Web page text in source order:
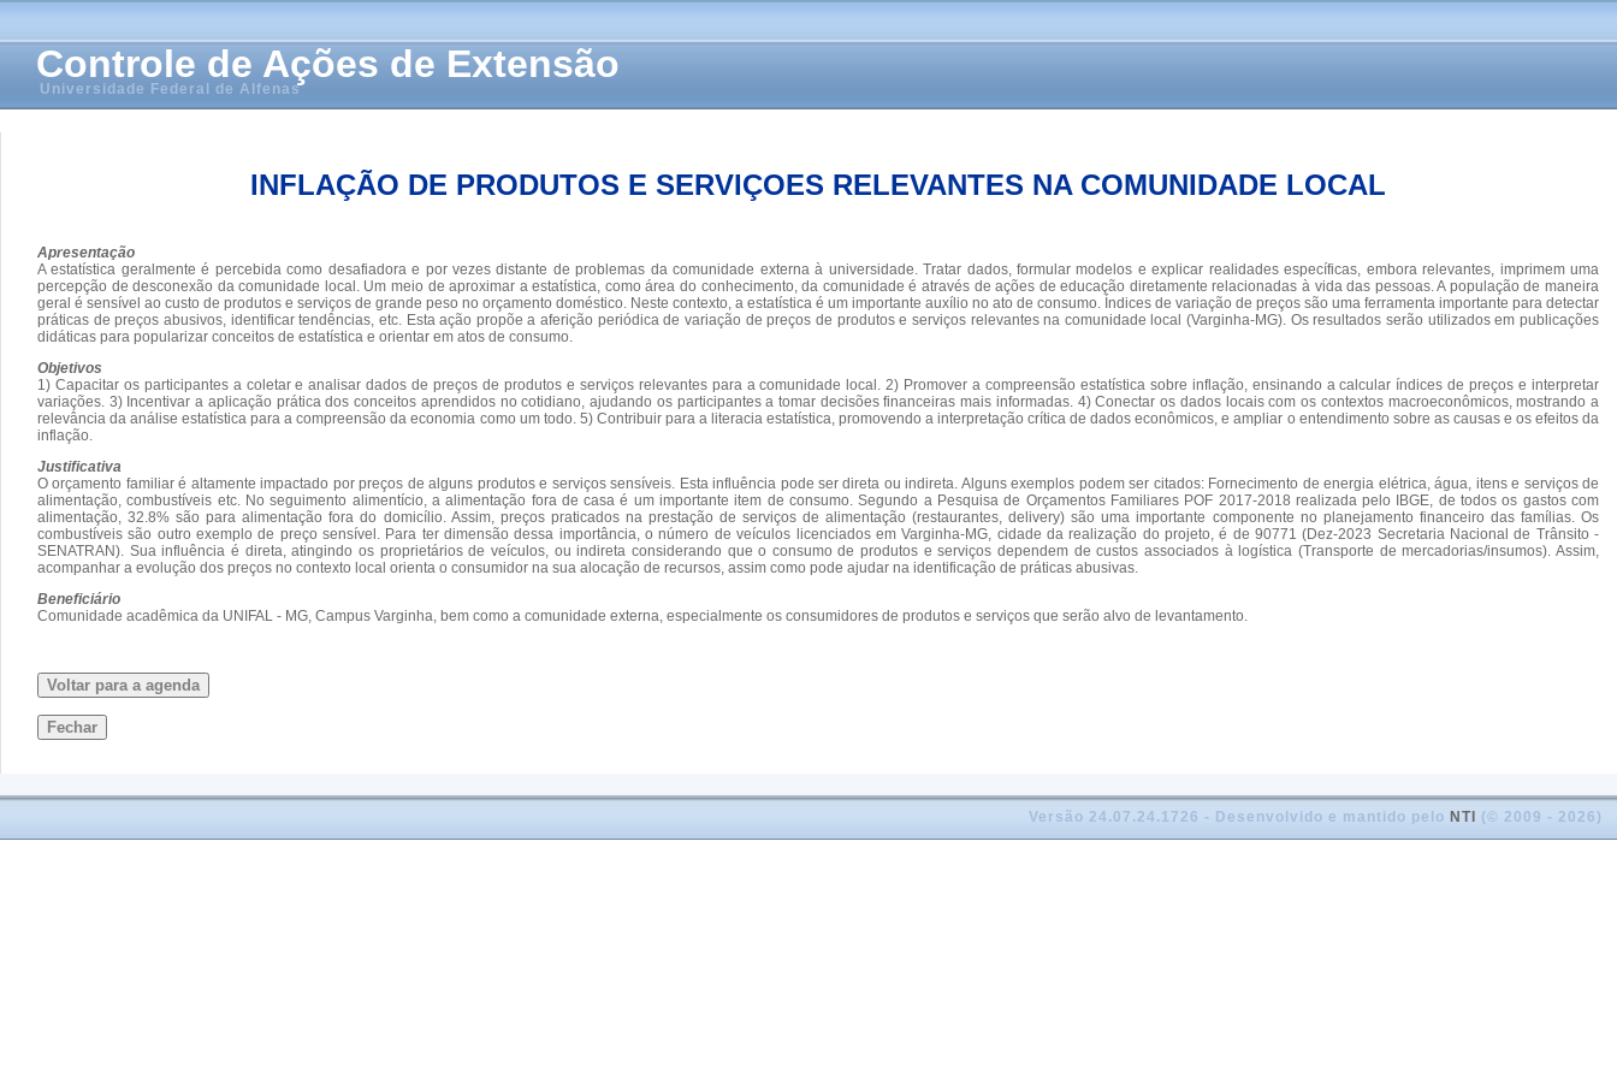
Controle de Ações de Extensão
Universidade Federal de Alfenas
INFLAÇÃO DE PRODUTOS E SERVIÇOES RELEVANTES NA COMUNIDADE LOCAL
Apresentação
A estatística geralmente é percebida como desafiadora e por vezes distante de problemas da comunidade externa à universidade. Tratar dados, formular modelos e explicar realidades específicas, embora relevantes, imprimem uma
percepção de desconexão da comunidade local. Um meio de aproximar a estatística, como área do conhecimento, da comunidade é através de ações de educação diretamente relacionadas à vida das pessoas. A população de maneira
geral é sensível ao custo de produtos e serviços de grande peso no orçamento doméstico. Neste contexto, a estatística é um importante auxílio no ato de consumo. Índices de variação de preços são uma ferramenta importante para detectar
práticas de preços abusivos, identificar tendências, etc. Esta ação propõe a aferição periódica de variação de preços de produtos e serviços relevantes na comunidade local (Varginha-MG). Os resultados serão utilizados em publicações
didáticas para popularizar conceitos de estatística e orientar em atos de consumo.
Objetivos
1) Capacitar os participantes a coletar e analisar dados de preços de produtos e serviços relevantes para a comunidade local. 2) Promover a compreensão estatística sobre inflação, ensinando a calcular índices de preços e interpretar
variações. 3) Incentivar a aplicação prática dos conceitos aprendidos no cotidiano, ajudando os participantes a tomar decisões financeiras mais informadas. 4) Conectar os dados locais com os contextos macroeconômicos, mostrando a
relevância da análise estatística para a compreensão da economia como um todo. 5) Contribuir para a literacia estatística, promovendo a interpretação crítica de dados econômicos, e ampliar o entendimento sobre as causas e os efeitos da
inflação.
Justificativa
O orçamento familiar é altamente impactado por preços de alguns produtos e serviços sensíveis. Esta influência pode ser direta ou indireta. Alguns exemplos podem ser citados: Fornecimento de energia elétrica, água, itens e serviços de
alimentação, combustíveis etc. No seguimento alimentício, a alimentação fora de casa é um importante item de consumo. Segundo a Pesquisa de Orçamentos Familiares POF 2017-2018 realizada pelo IBGE, de todos os gastos com
alimentação, 32.8% são para alimentação fora do domicílio. Assim, preços praticados na prestação de serviços de alimentação (restaurantes, delivery) são uma importante componente no planejamento financeiro das famílias. Os
combustíveis são outro exemplo de preço sensível. Para ter dimensão dessa importância, o número de veículos licenciados em Varginha-MG, cidade da realização do projeto, é de 90771 (Dez-2023 Secretaria Nacional de Trânsito -
SENATRAN). Sua influência é direta, atingindo os proprietários de veículos, ou indireta considerando que o consumo de produtos e serviços dependem de custos associados à logística (Transporte de mercadorias/insumos). Assim,
acompanhar a evolução dos preços no contexto local orienta o consumidor na sua alocação de recursos, assim como pode ajudar na identificação de práticas abusivas.
Beneficiário
Comunidade acadêmica da UNIFAL - MG, Campus Varginha, bem como a comunidade externa, especialmente os consumidores de produtos e serviços que serão alvo de levantamento.
Voltar para a agenda
Fechar
Versão 24.07.24.1726 - Desenvolvido e mantido pelo NTI (© 2009 - 2026)